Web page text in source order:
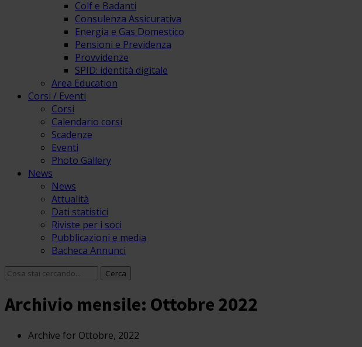
Colf e Badanti
Consulenza Assicurativa
Energia e Gas Domestico
Pensioni e Previdenza
Provvidenze
SPID: identità digitale
Area Education
Corsi / Eventi
Corsi
Calendario corsi
Scadenze
Eventi
Photo Gallery
News
News
Attualità
Dati statistici
Riviste per i soci
Pubblicazioni e media
Bacheca Annunci
Archivio mensile: Ottobre 2022
Archive for Ottobre, 2022